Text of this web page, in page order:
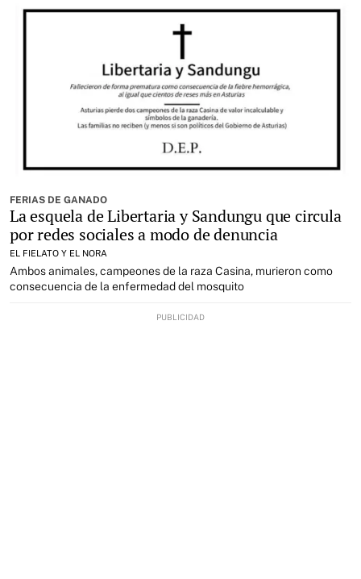
FERIAS DE GANADO
La esquela de Libertaria y Sandungu que circula
por redes sociales a modo de denuncia
EL FIELATO Y EL NORA
Ambos animales, campeones de la raza Casina, murieron como
consecuencia de la enfermedad del mosquito